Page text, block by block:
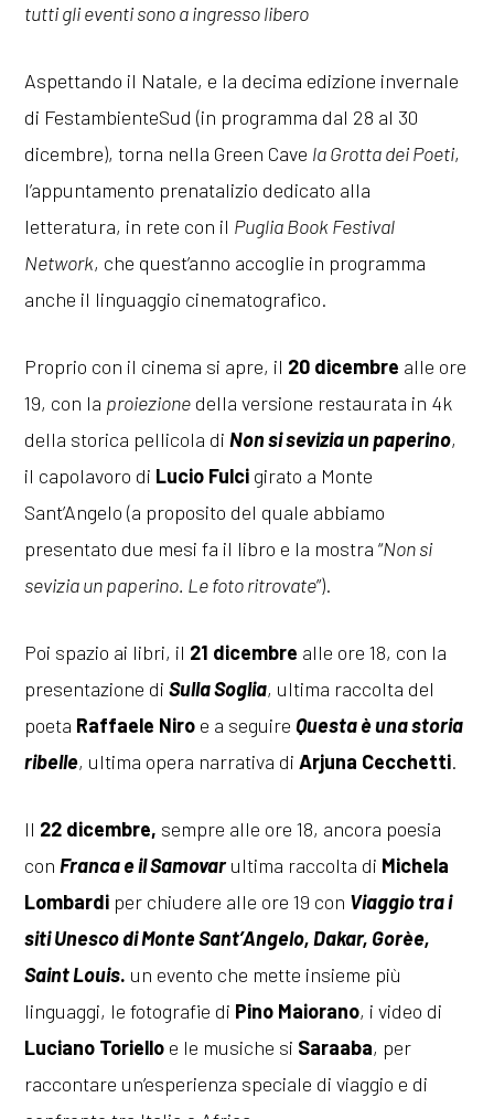
tutti gli eventi sono a ingresso libero
Aspettando il Natale, e la decima edizione invernale
di FestambienteSud (in programma dal 28 al 30
dicembre), torna nella Green Cave la Grotta dei Poeti,
l’appuntamento prenatalizio dedicato alla
letteratura, in rete con il Puglia Book Festival
Network, che quest’anno accoglie in programma
anche il linguaggio cinematografico.
Proprio con il cinema si apre, il 20 dicembre alle ore
19, con la proiezione della versione restaurata in 4k
della storica pellicola diNon si sevizia un paperino,
il capolavoro di Lucio Fulci girato a Monte
Sant’Angelo (a proposito del quale abbiamo
presentato due mesi fa il libro e la mostra “Non si
sevizia un paperino. Le foto ritrovate”).
Poi spazio ai libri, il 21 dicembre alle ore 18, con la
presentazione diSulla Soglia, ultima raccolta del
poeta Raffaele Niro e a seguireQuesta è una storia
ribelle, ultima opera narrativa diArjuna Cecchetti.
Il 22 dicembre, sempre alle ore 18, ancora poesia
conFranca e il Samovarultima raccolta di Michela
Lombardi per chiudere alle ore 19 con Viaggio tra i
siti Unesco di Monte Sant’Angelo, Dakar, Gorèe,
Saint Louis. un evento che mette insieme più
linguaggi, le fotografie di Pino Maiorano, i video di
Luciano Toriello e le musiche si Saraaba, per
raccontare un’esperienza speciale di viaggio e di